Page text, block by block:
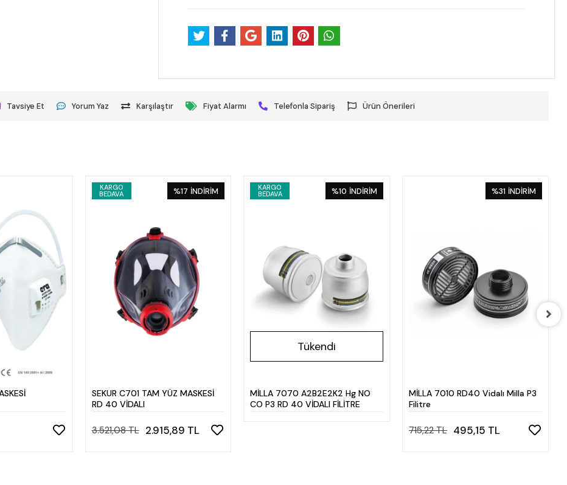
Tavsiye Et Yorum Yaz Karşılaştır Fiyat Alarmı Telefonla Sipariş Ürün Önerileri
KARGO
BEDAVA %17 İNDİRİM
SEKUR C701 TAM YÜZ MASKESİ
RD 40 VİDALI
3.521,08 TL 2.915,89 TL
KARGO
BEDAVA %10 İNDİRİM
Tükendi
MİLLA 7070 A2B2E2K2 Hg NO
CO P3 RD 40 VİDALI FİLİTRE
%31 İNDİRİM
MİLLA 7010 RD40 Vidalı Milla P3
Filitre
715,22 TL 495,15 TL